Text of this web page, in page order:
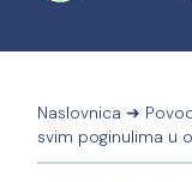
Naslovnica ➜
svim poginulima u